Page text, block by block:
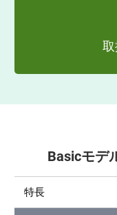
Basicモデ
特長